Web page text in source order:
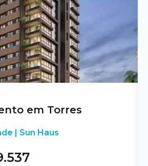
em Torres
| Sun Haus